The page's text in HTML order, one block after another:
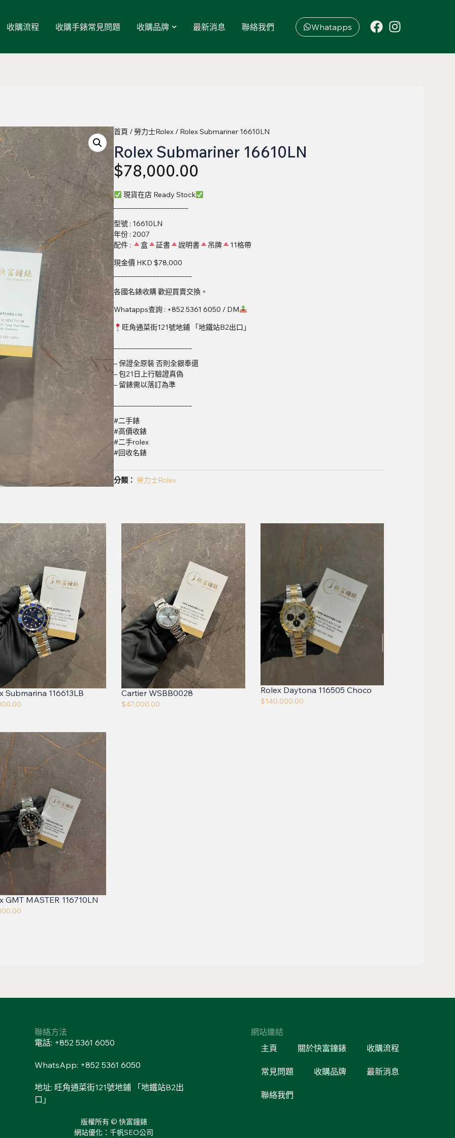
收購流程 收購手錶常見問題 收購品牌 最新消息 聯絡我們 Whatapps
首頁 /勞力士Rolex / Rolex Submariner 16610LN
Rolex Submariner 16610LN
$78,000.00
現貨在店 Ready Stock
型號 : 16610LN
年份 : 2007
配件 :
盒 証書 說明書 吊牌
11格帶
現金價 HKD $78,000
各國名錶收購 歡迎買賣交換。
Whatapps查詢 : +852 5361 6050 / DM
旺角通菜街121號地鋪 「地鐵站B2出口」
– 保證全原裝 否則全銀奉還
– 包21日上行驗證真偽
– 留錶需以落訂為準
#二手錶
#高價收錶
#二手rolex
#回收名錶
分類： 勞力士Rolex
Submarina 116613LB Cartier WSBB0028
$47,000.00
Rolex Daytona 116505 Choco
$140,000.00
GMT MASTER 116710LN
聯絡方法
電話: +852 5361 6050
WhatsApp: +852 5361 6050
地址: 旺角通菜街121號地鋪 「地鐵站B2出
口」
網站連結
主頁 關於快富鐘錶 收購流程
常見問題 收購品牌 最新消息
聯絡我們
版權所有 © 快富鐘錶
網站優化：千帆SEO公司